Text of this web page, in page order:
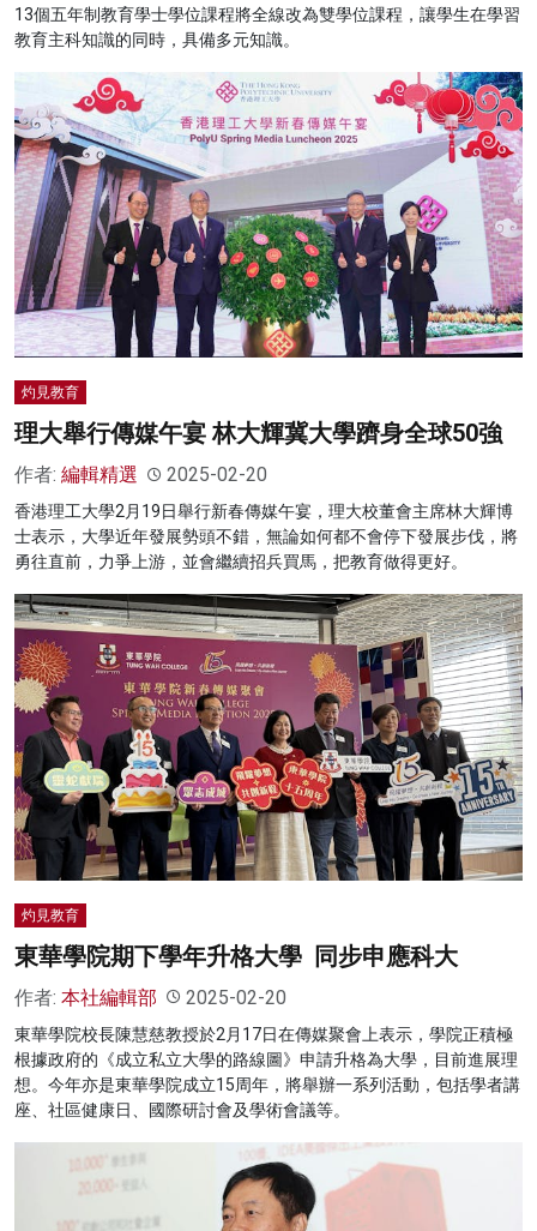
13個五年制教育學士學位課程將全線改為雙學位課程，讓學生在學習
教育主科知識的同時，具備多元知識。
灼見教育
理大舉行傳媒午宴 林大輝冀大學躋身全球50強
作者: 編輯精選 2025-02-20
香港理工大學2月19日舉行新春傳媒午宴，理大校董會主席林大輝博
士表示，大學近年發展勢頭不錯，無論如何都不會停下發展步伐，將
勇往直前，力爭上游，並會繼續招兵買馬，把教育做得更好。
灼見教育
東華學院期下學年升格大學 同步申應科大
作者: 本社編輯部 2025-02-20
東華學院校長陳慧慈教授於2月17日在傳媒聚會上表示，學院正積極
根據政府的《成立私立大學的路線圖》申請升格為大學，目前進展理
想。今年亦是東華學院成立15周年，將舉辦一系列活動，包括學者講
座、社區健康日、國際研討會及學術會議等。